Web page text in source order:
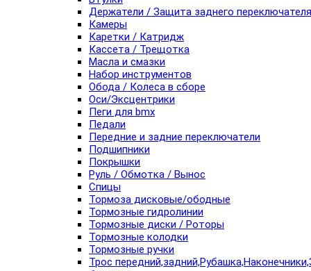
Держатели / Защита заднего переключателя
Камеры
Каретки / Катридж
Кассета / Трещотка
Масла и смазки
Набор инструментов
Обода / Колеса в сборе
Оси/Эксцентрики
Пеги для bmx
Педали
Передние и задние переключатели
Подшипники
Покрышки
Руль / Обмотка / Вынос
Спицы
Тормоза дисковые/ободные
Тормозные гидролинии
Тормозные диски / Роторы
Тормозные колодки
Тормозные ручки
Трос